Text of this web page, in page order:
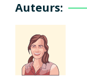
Auteurs: